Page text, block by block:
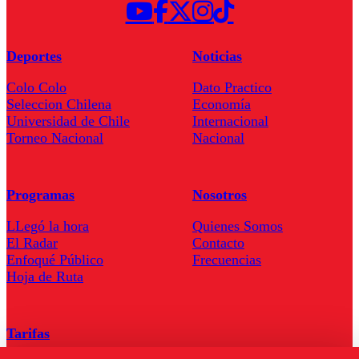
Deportes
Colo Colo
Seleccion Chilena
Universidad de Chile
Torneo Nacional
Noticias
Dato Practico
Economía
Internacional
Nacional
Programas
LLegó la hora
El Radar
Enfoqué Público
Hoja de Ruta
Nosotros
Quienes Somos
Contacto
Frecuencias
Tarifas